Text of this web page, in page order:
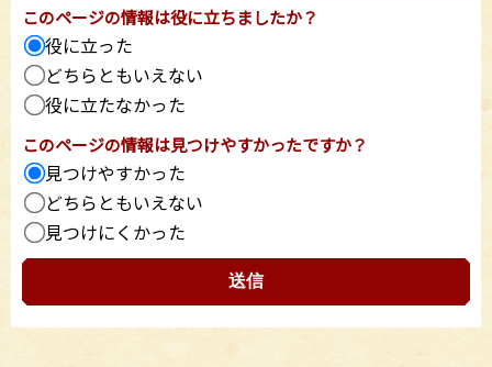
このページの情報は役に立ちましたか？
役に立った
どちらともいえない
役に立たなかった
このページの情報は見つけやすかったですか？
見つけやすかった
どちらともいえない
見つけにくかった